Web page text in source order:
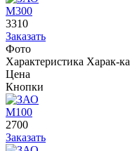
М300
3310
Заказать
Фото
Характеристика Харак-ка
Цена
Кнопки
М100
2700
Заказать